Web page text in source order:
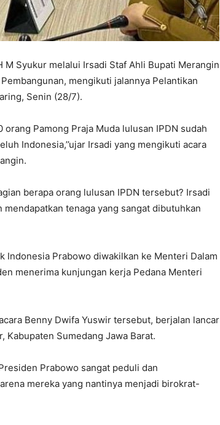
M Syukur melalui Irsadi Staf Ahli Bupati Merangin
mengikuti jalannya Pelantikan
Senin (28/7).
orang Pamong Praja Muda lulusan IPDN sudah
Indonesia,’’ujar Irsadi yang mengikuti acara
berapa orang lulusan IPDN tersebut? Irsadi
tenaga yang sangat dibutuhkan
Prabowo diwakilkan ke Menteri Dalam
menerima kunjungan kerja Pedana Menteri
Benny Dwifa Yuswir tersebut, berjalan lancar
Kabupaten Sumedang Jawa Barat.
Prabowo sangat peduli dan
mereka yang nantinya menjadi birokrat-